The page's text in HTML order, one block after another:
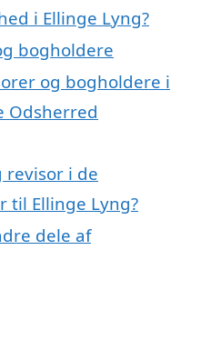
i Ellinge Lyng?
bogholdere
og bogholdere i
Odsherred
revisor i de
til Ellinge Lyng?
dele af